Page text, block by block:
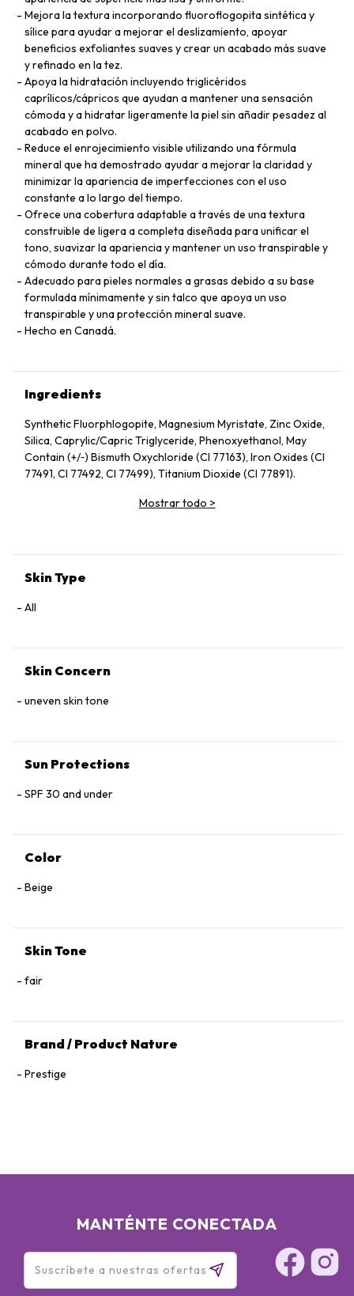
Mejora la textura incorporando fluoroflogopita sintética y
sílice para ayudar a mejorar el deslizamiento, apoyar
beneficios exfoliantes suaves y crear un acabado más suave
y refinado en la tez.
Apoya la hidratación incluyendo triglicéridos
caprílicos/cápricos que ayudan a mantener una sensación
cómoda y a hidratar ligeramente la piel sin añadir pesadez al
acabado en polvo.
Reduce el enrojecimiento visible utilizando una fórmula
mineral que ha demostrado ayudar a mejorar la claridad y
minimizar la apariencia de imperfecciones con el uso
constante a lo largo del tiempo.
Ofrece una cobertura adaptable a través de una textura
construible de ligera a completa diseñada para unificar el
tono, suavizar la apariencia y mantener un uso transpirable y
cómodo durante todo el día.
Adecuado para pieles normales a grasas debido a su base
formulada mínimamente y sin talco que apoya un uso
transpirable y una protección mineral suave.
Hecho en Canadá.
Ingredients
Synthetic Fluorphlogopite, Magnesium Myristate, Zinc Oxide,
Silica, Caprylic/Capric Triglyceride, Phenoxyethanol, May
Contain (+/‑) Bismuth Oxychloride (CI 77163), Iron Oxides (CI
77491, CI 77492, CI 77499), Titanium Dioxide (CI 77891).
Mostrar todo >
Skin Type
All
Skin Concern
uneven skin tone
Sun Protections
SPF 30 and under
Color
Beige
Skin Tone
fair
Brand / Product Nature
Prestige
MANTÉNTE CONECTADA